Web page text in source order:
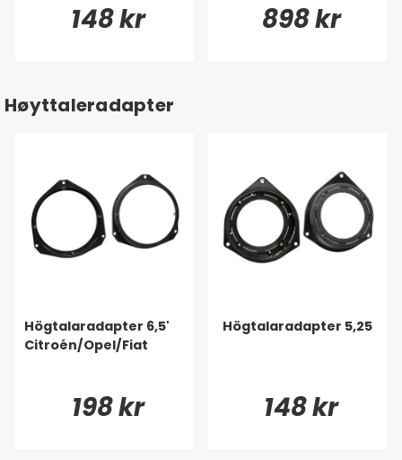
148 kr 898 kr
Høyttaleradapter
Högtalaradapter 6,5'
Citroén/Opel/Fiat
198 kr
Högtalaradapter 5,25
148 kr